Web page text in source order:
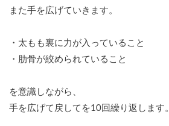
また手を広げていきます。
・太もも裏に力が入っていること
・肋骨が絞められていること
を意識しながら、
手を広げて戻してを10回繰り返します。